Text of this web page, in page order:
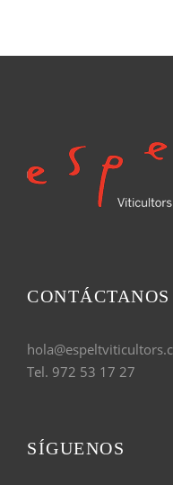
CONTÁCTANOS
Tel. 972 53 17 27
SÍGUENOS